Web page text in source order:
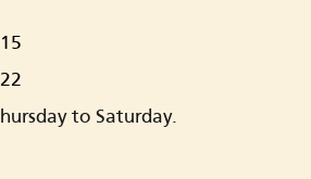
store
to Saturday.